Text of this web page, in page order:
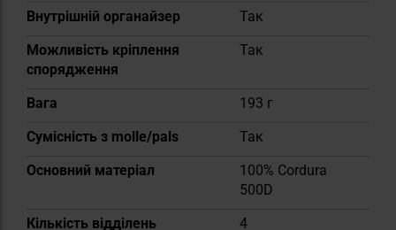
Внутрішній органайзер
Так
Можливість кріплення
спорядження
Так
Вага
193 г
Сумісність з molle/pals
Так
Основний матеріал
100% Cordura
500D
Кількість відділень
4